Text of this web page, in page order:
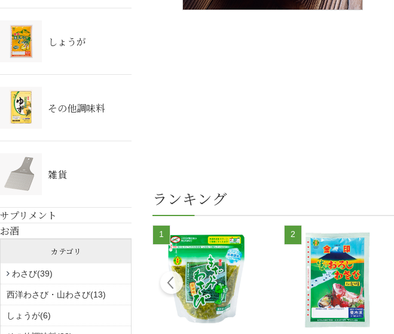
しょうが
その他調味料
雑貨
サプリメント
お酒
カテゴリ
わさび(39)
西洋わさび・山わさび(13)
しょうが(6)
ランキング
1 2